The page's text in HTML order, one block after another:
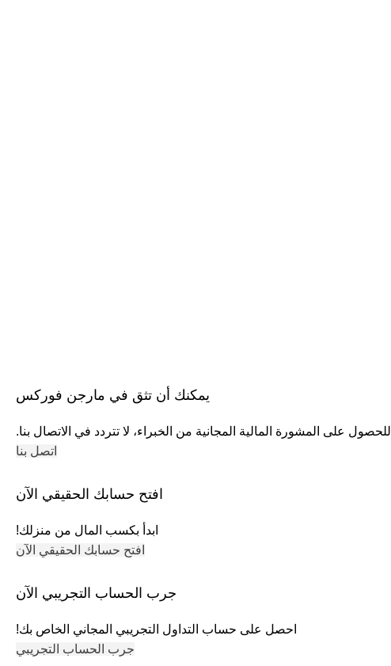
يمكنك أن تثق في مارجن فوركس
للحصول على المشورة المالية المجانية من الخبراء، لا تتردد في الاتصال بنا.
اتصل بنا
افتح حسابك الحقيقي الآن
ابدأ بكسب المال من منزلك!
افتح حسابك الحقيقي الآن
جرب الحساب التجريبي الآن
احصل على حساب التداول التجريبي المجاني الخاص بك!
جرب الحساب التجريبي